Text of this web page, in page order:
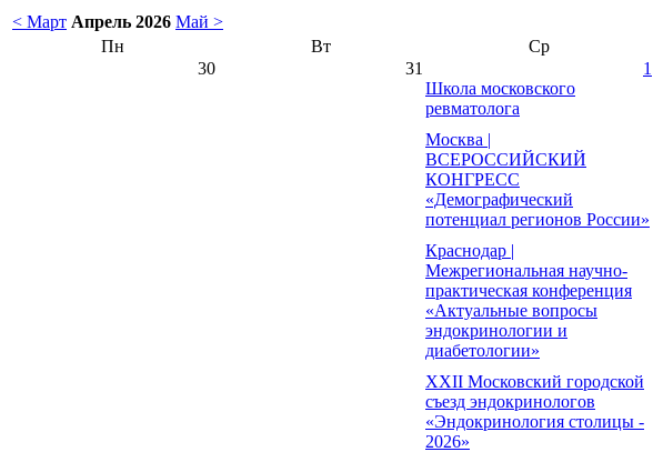
< Март Апрель 2026 Май >
Пн
Вт Ср
30
31
1
Школа московского
ревматолога
Москва |
ВСЕРОССИЙСКИЙ
КОНГРЕСС
«Демографический
потенциал регионов России»
Краснодар |
Межрегиональная научно-
практическая конференция
«Актуальные вопросы
эндокринологии и
диабетологии»
XXII Московский городской
съезд эндокринологов
«Эндокринология столицы -
2026»